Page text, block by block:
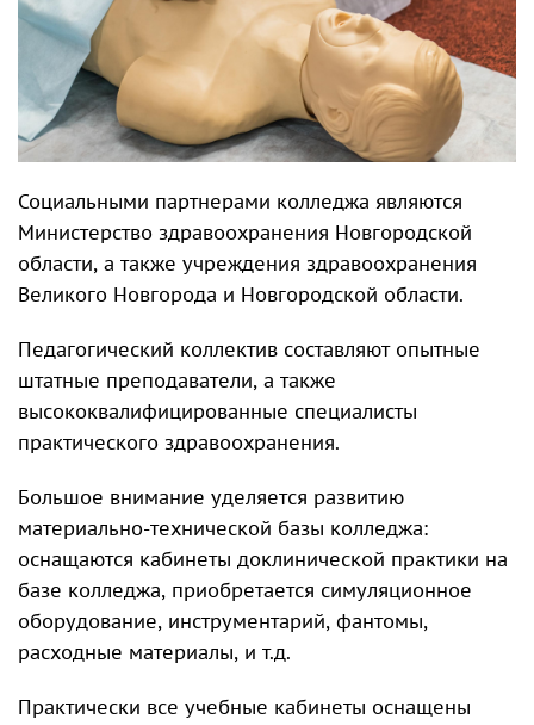
Социальными партнерами колледжа являются
Министерство здравоохранения Новгородской
области, а также учреждения здравоохранения
Великого Новгорода и Новгородской области.
Педагогический коллектив составляют опытные
штатные преподаватели, а также
высококвалифицированные специалисты
практического здравоохранения.
Большое внимание уделяется развитию
материально-технической базы колледжа:
оснащаются кабинеты доклинической практики на
базе колледжа, приобретается симуляционное
оборудование, инструментарий, фантомы,
расходные материалы, и т.д.
Практически все учебные кабинеты оснащены